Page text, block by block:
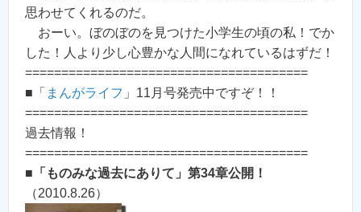
思わせてくれるのだ。
おーい。ぼのぼのを見つけた小学生の頃の私！でか
した！人より少し心豊かな人間になれているはずだ！
=======================================
■「 まんがライフ 」11月号発売中ですぞ！！
=======================================
過去情報！
=======================================
■ 「ものみな過去にありて」第34章公開！
（2010.8.26）